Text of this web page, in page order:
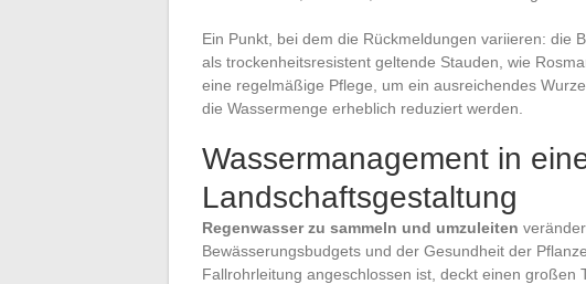
Ein Punkt, bei dem die Rückmeldungen variieren: die
als trockenheitsresistent geltende Stauden, wie
eine regelmäßige Pflege, um ein ausreichendes
die Wassermenge erheblich reduziert werden.
Wassermanagement in
Landschaftsgestaltung
Regenwasser zu sammeln und umzuleiten
Bewässerungsbudgets und der Gesundheit der
Fallrohrleitung angeschlossen ist, deckt einen großen